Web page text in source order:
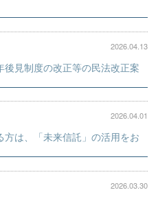
2026.04.13
後見制度の改正等の民法改正案
2026.04.01
は、「未来信託」の活用をお
2026.03.30